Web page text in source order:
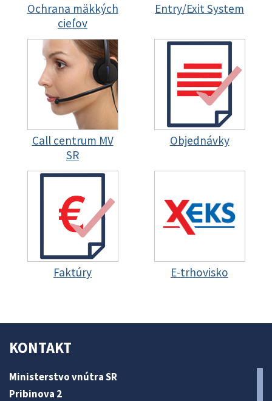
Ochrana mäkkých
cieľov
Entry/Exit System
Call centrum MV
SR
Objednávky
Faktúry E-trhovisko
KONTAKT
Ministerstvo vnútra SR
Pribinova 2